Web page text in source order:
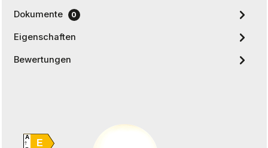
Dokumente 0
Eigenschaften
Bewertungen
Produktgalerie überspringen
E
A